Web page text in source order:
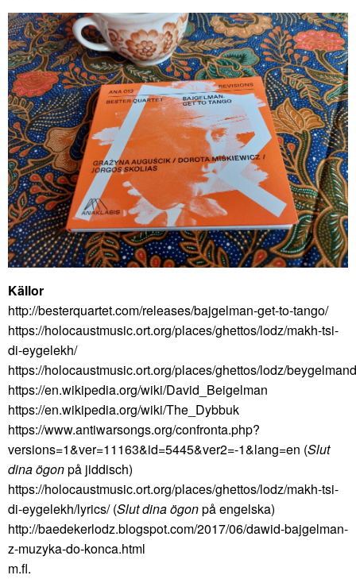
Källor
http://besterquartet.com/releases/bajgelman-get-to-tango/
https://holocaustmusic.ort.org/places/ghettos/lodz/makh-tsi-
di-eygelekh/
https://holocaustmusic.ort.org/places/ghettos/lodz/
https://en.wikipedia.org/wiki/David_Beigelman
https://en.wikipedia.org/wiki/The_Dybbuk
https://www.antiwarsongs.org/confronta.php?
versions=1&ver=11163&id=5445&ver2=-1&lang=en (Slut
dina ögonpå jiddisch)
https://holocaustmusic.ort.org/places/ghettos/lodz/makh-tsi-
di-eygelekh/lyrics/ (Slut dina ögonpå engelska)
http://baedekerlodz.blogspot.com/2017/06/dawid-bajgelman-
z-muzyka-do-konca.html
m.fl.